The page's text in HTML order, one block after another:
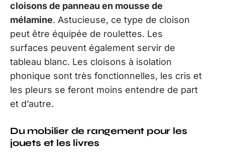
cloisons de panneau en mousse de
mélamine. Astucieuse, ce type de cloison
peut être équipée de roulettes. Les
surfaces peuvent également servir de
tableau blanc. Les cloisons à isolation
phonique sont très fonctionnelles, les cris et
les pleurs se feront moins entendre de part
et d’autre.
Du mobilier de rangement pour les
jouets et les livres